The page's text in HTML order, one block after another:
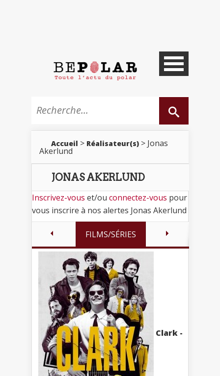
Accueil > Réalisateur(s) > Jonas
Akerlund
JONAS AKERLUND
Inscrivez-vous et/ou connectez-vous pour
vous inscrire à nos alertes Jonas Akerlund
FILMS/SÉRIES
Clark -